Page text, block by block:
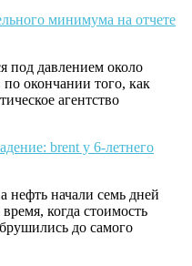
минимума на отчете
под давлением около
окончании того, как
агентство
brent у 6-летнего
нефть начали семь дней
когда стоимость
до самого